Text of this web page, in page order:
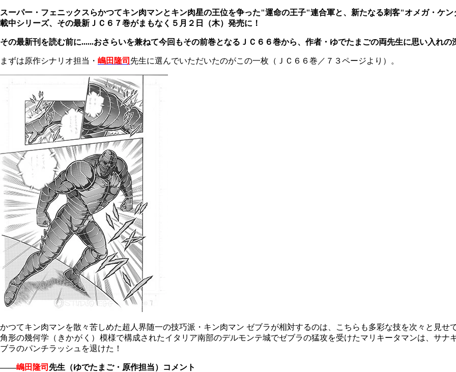
スーパー・フェニックスらかつてキン肉マンとキン肉星の王位を争った"運命の王子"連合軍と、新たなる刺客"オメガ・ケ
載中シリーズ、その最新ＪＣ６７巻がまもなく５月２日（木）発売に！
その最新刊を読む前に......おさらいを兼ねて今回もその前巻となるＪＣ６６巻から、作者・ゆでたまごの両先生に思い入れ
まずは原作シナリオ担当・ 嶋田隆司 先生に選んでいただいたのがこの一枚（ＪＣ６６巻／７３ページより）。
かつてキン肉マンを散々苦しめた超人界随一の技巧派・キン肉マン ゼブラが相対するのは、こちらも多彩な技を次々と見せ
角形の幾何学 （きかがく） 模様で構成されたイタリア南部のデルモンテ城でゼブラの猛攻を受けたマリキータマンは、サ
ブラのパンチラッシュを退けた！
――嶋田隆司 先生（ゆでたまご・原作担当）コメント